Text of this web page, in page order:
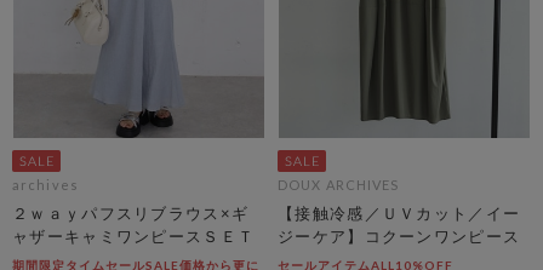
archives
２ｗａｙパフスリブラウス×ギ
ャザーキャミワンピースＳＥＴ
期間限定タイムセールSALE価格から更に
DOUX ARCHIVES
【接触冷感／ＵＶカット／イー
ジーケア】コクーンワンピース
セールアイテムALL10%OFF